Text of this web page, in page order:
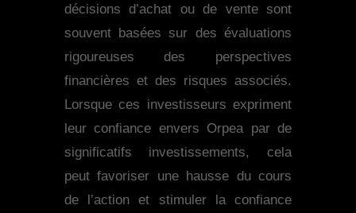
décisions d’achat ou de vente sont
souvent basées sur des évaluations
rigoureuses des perspectives
financières et des risques associés.
Lorsque ces investisseurs expriment
leur confiance envers Orpea par de
significatifs investissements, cela
peut favoriser une hausse du cours
de l’action et stimuler la confiance